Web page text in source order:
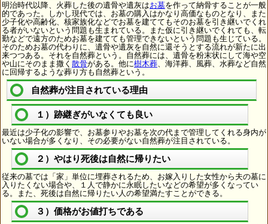
明治時代以降、火葬した後の遺骨や遺灰はお墓を作って納骨することが一般
的であった。しかし現代では、お墓の購入はかなり高価なものとなり、また
少子化や高齢化、核家族化などでお墓を建ててもそのお墓を引き継いでくれ
る者がいないという問題も生まれている。また仮に引き継いでくれても、転
勤などで遠方のためお墓を建てても管理できないという問題も生じている。
そのためお墓の代わりに、遺骨や遺灰を自然に還そうとする流れが新たに出
来つつある。それを自然葬という。自然葬には、遺骨を粉末状にして海や空
や山にそのまま撒く 散骨がある。他に樹木葬、海洋葬、風葬、水葬など自然
に回帰するような葬り方も自然葬という。
自然葬が注目されている理由
１）跡継ぎがいなくても良い
最近は少子化の影響で、お墓参りやお墓を次の代まで管理してくれる身内が
いない場合が多くなり、その必要がない自然葬が注目されている。
２）やはり死後は自然に帰りたい
従来の墓では「家」単位に埋葬されるため、お嫁入りした女性から夫の墓に
入りたくない場合や、１人で静かに永眠したいなどの希望が多くなってい
る。また、死後は自然に帰りたい人の希望満たすことができる。
３）価格がお値打ちである